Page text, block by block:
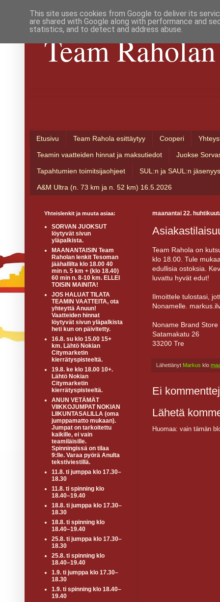
Team
Etusivu Team Rahola esittäytyy Cooperi
Teamin vaatteiden hinnat ja maksutiedot Juokse
Tapahtumien toimitsijaohjeet SUL:n ja SAUL:n jäsenyys
A&M Ultra (n. 73 km ja n. 52 km) 16.5.2026
maanantai 22.
Team Rahola on
klo 18.00. Tule
edullisia ostoksia.
luvattu hyvät edut!
Ilmoittele tulostasi,
Nonamelle.
Noname Brand Store
Satamakatu 26
33200 Tre
Lähettänyt Markus klo
Ei
Lähetä
Huomaa: vain tämän
Yhteislenkit ja muuta asiaa:
SORVAN JUOKSUT
löytyvät sivun
yläpalkista.
MAANANTAISIN Team
Raholan lenkit Tesoman
jäähallilta klo 18.00 40
min n. 5 km + (klo 18.40)
60 min n. 8-10 km. ELLEI
TOISIN MAINITA!
JOS HALUAT TILATA
TEAMIN VAATTEITA, ota
yhteyttä Anuun!
Vaatteiden hinnat
löytyvät sivun yläpalkista
heti kun on päivitetty.
16.8. su klo 15.00 15+
km. Lähtö Nokian
Citymarketin
kierrätyspisteeltä.
19.8. ke klo 18.00 10+.
Lähtö Nokian
Citymarketin
kierrätyspisteeltä.
ANUN VETÄMÄT
VIIKKOJUMPAT NOKIAN
LIIKUNTASALILLA (oma
jumppamatto mukaan).
Jumpat on tarkoitettu
kaikille, ei vain
teamiläisille.
Spinningissä on tilaa
9:lle. Varaa pyörä Anulta
tekstiviestillä.
11.8. ti jumppa klo 17.30–
18.30
11.8. ti spinning klo
18.40–19.40
18.8. ti jumppa klo 17.30–
18.30
18.8. ti spinning klo
18.40–19.40
25.8. ti jumppa klo 17.30–
18.30
25.8. ti spinning klo
18.40–19.40
1.9. ti jumppa klo 17.30–
18.30
1.9. ti spinning klo 18.40–
19.40
This site uses cookies from Google to deliver its
are shared with Google along with performance and
statistics, and to detect and address abuse.